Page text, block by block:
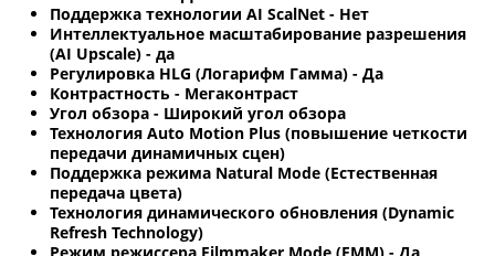
Поддержка технологии AI ScalNet - Нет
Интеллектуальное масштабирование разрешения
(AI Upscale) - да
Регулировка HLG (Логарифм Гамма) - Да
Контрастность - Мегаконтраст
Угол обзора - Широкий угол обзора
Технология Auto Motion Plus (повышение четкости
передачи динамичных сцен)
Поддержка режима Natural Mode (Естественная
передача цвета)
Технология динамического обновления (Dynamic
Refresh Technology)